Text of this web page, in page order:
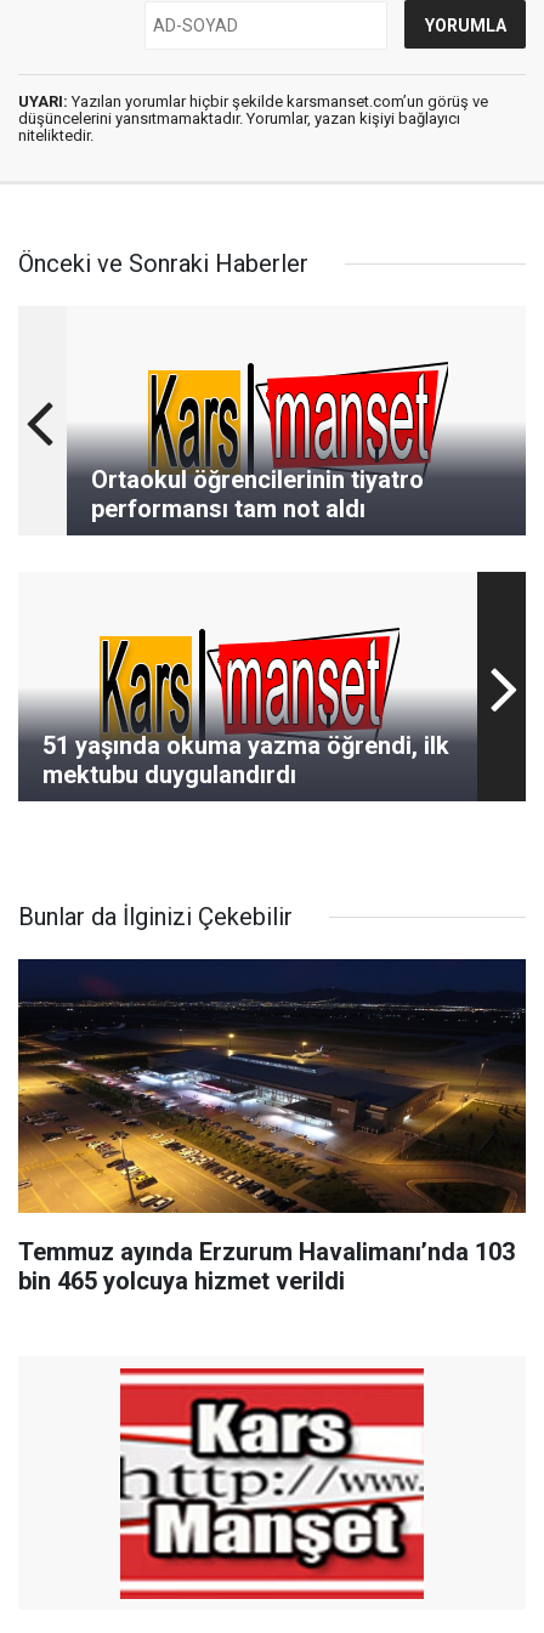
UYARI: Yazılan yorumlar hiçbir şekilde karsmanset.com’un görüş ve
düşüncelerini yansıtmamaktadır. Yorumlar, yazan kişiyi bağlayıcı
niteliktedir.
Önceki ve Sonraki Haberler
Ortaokul öğrencilerinin tiyatro
performansı tam not aldı
51 yaşında okuma yazma öğrendi, ilk
mektubu duygulandırdı
Bunlar da İlginizi Çekebilir
Temmuz ayında Erzurum Havalimanı’nda 103
bin 465 yolcuya hizmet verildi